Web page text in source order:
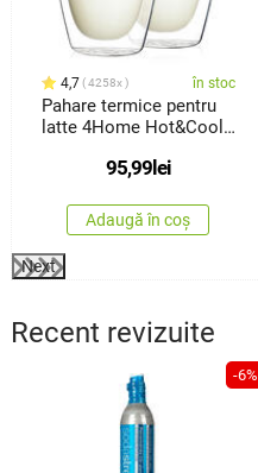
4,7 4258x în stoc
Pahare termice pentru
latte 4Home Hot&Cool
95,99 lei
Adaugă în coș
Next
Recent revizuite
-6%